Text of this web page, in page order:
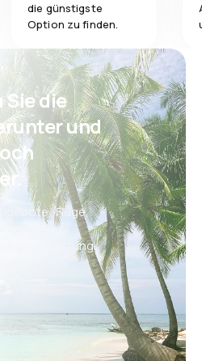
die günstigste
Option zu finden.
Sie die
und
Flüge,